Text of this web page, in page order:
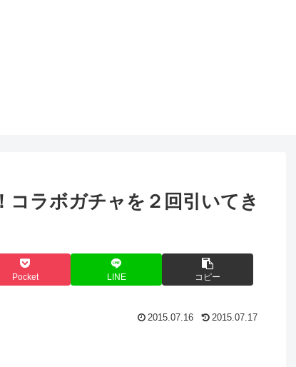
ラボガチャを２回引いてき
Pocket LINE コピー
2015.07.16 2015.07.17